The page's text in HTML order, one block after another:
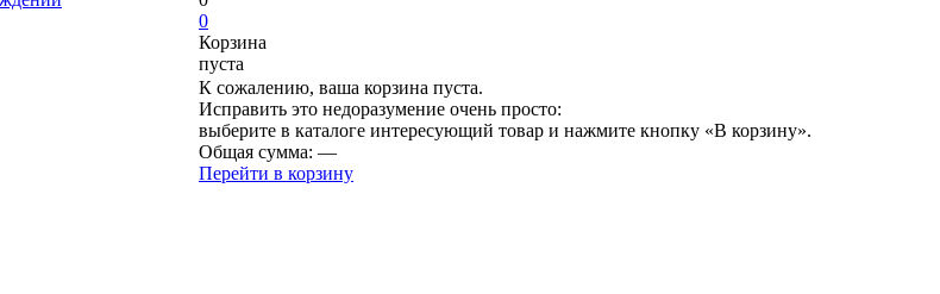
0
Корзина
пуста
К сожалению, ваша корзина пуста.
Исправить это недоразумение очень просто:
выберите в каталоге интересующий товар и нажмите кнопку «В корзину».
Общая сумма: —
Перейти в корзину